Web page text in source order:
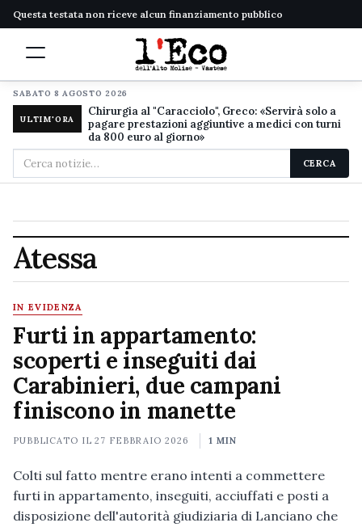
Questa testata non riceve alcun finanziamento pubblico
SABATO 8 AGOSTO 2026
ULTIM'ORA
Chirurgia al "Caracciolo", Greco: «Servirà solo a
pagare prestazioni aggiuntive a medici con turni
da 800 euro al giorno»
Cerca
nel
CERCA
Atessa
IN EVIDENZA
Furti in appartamento:
scoperti e inseguiti dai
Carabinieri, due campani
finiscono in manette
PUBBLICATO IL27 FEBBRAIO 2026 1 MIN
Colti sul fatto mentre erano intenti a commettere
furti in appartamento, inseguiti, acciuffati e posti a
disposizione dell'autorità giudiziaria di Lanciano che